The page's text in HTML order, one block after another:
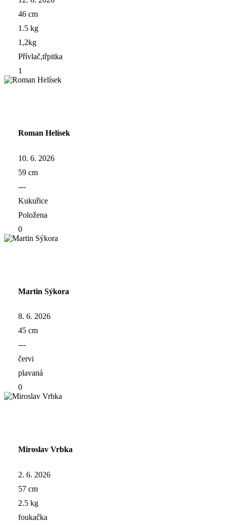
46 cm
1.5 kg
1,2kg
Přívlač,třpitka
1
Roman Helísek
10. 6. 2026
59 cm
---
Kukuřice
Položena
0
Martin Sýkora
8. 6. 2026
45 cm
---
červi
plavaná
0
Miroslav Vrbka
2. 6. 2026
57 cm
2.5 kg
foukačka